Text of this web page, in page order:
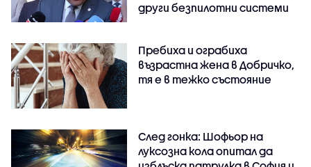
други безпилотни системи
Пребиха и ограбиха
възрастна жена в Добричко,
тя е в тежко състояние
След гонка: Шофьор на
луксозна кола опитал да